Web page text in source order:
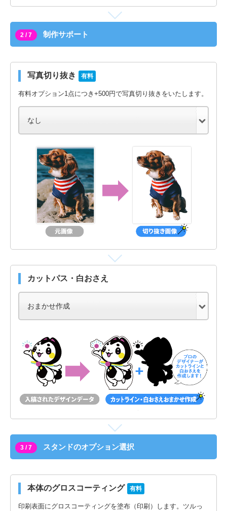
2 / 7 制作サポート
写真切り抜き 有料
有料オプション1点につき+500円で写真切り抜きをいたします。
カットパス・白おさえ
3 / 7 スタンドのオプション選択
本体のグロスコーティング 有料
印刷表面にグロスコーティングを塗布（印刷）します。ツルっ